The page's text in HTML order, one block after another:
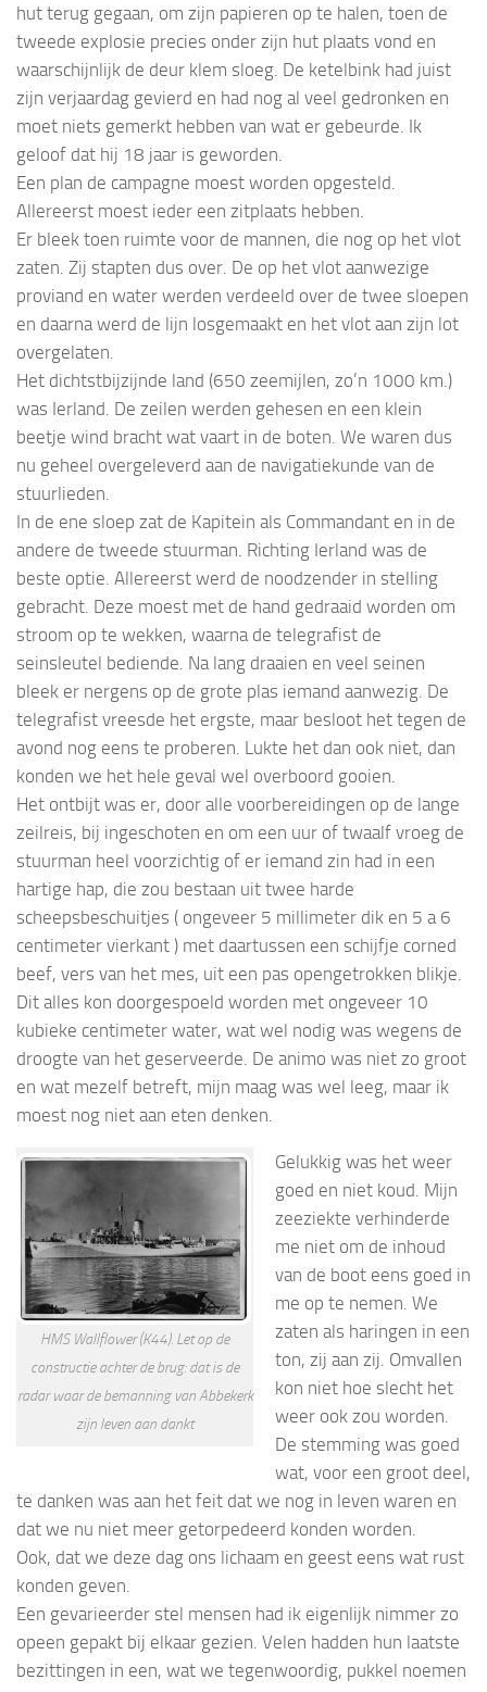
hut terug gegaan, om zijn papieren op te halen, toen de
tweede explosie precies onder zijn hut plaats vond en
waarschijnlijk de deur klem sloeg. De ketelbink had juist
zijn verjaardag gevierd en had nog al veel gedronken en
moet niets gemerkt hebben van wat er gebeurde. Ik
geloof dat hij 18 jaar is geworden.
Een plan de campagne moest worden opgesteld.
Allereerst moest ieder een zitplaats hebben.
Er bleek toen ruimte voor de mannen, die nog op het vlot
zaten. Zij stapten dus over. De op het vlot aanwezige
proviand en water werden verdeeld over de twee sloepen
en daarna werd de lijn losgemaakt en het vlot aan zijn lot
overgelaten.
Het dichtstbijzijnde land (650 zeemijlen, zo’n 1000 km.)
was Ierland. De zeilen werden gehesen en een klein
beetje wind bracht wat vaart in de boten. We waren dus
nu geheel overgeleverd aan de navigatiekunde van de
stuurlieden.
In de ene sloep zat de Kapitein als Commandant en in de
andere de tweede stuurman. Richting Ierland was de
beste optie. Allereerst werd de noodzender in stelling
gebracht. Deze moest met de hand gedraaid worden om
stroom op te wekken, waarna de telegrafist de
seinsleutel bediende. Na lang draaien en veel seinen
bleek er nergens op de grote plas iemand aanwezig. De
telegrafist vreesde het ergste, maar besloot het tegen de
avond nog eens te proberen. Lukte het dan ook niet, dan
konden we het hele geval wel overboord gooien.
Het ontbijt was er, door alle voorbereidingen op de lange
zeilreis, bij ingeschoten en om een uur of twaalf vroeg de
stuurman heel voorzichtig of er iemand zin had in een
hartige hap, die zou bestaan uit twee harde
scheepsbeschuitjes ( ongeveer 5 millimeter dik en 5 a 6
centimeter vierkant ) met daartussen een schijfje corned
beef, vers van het mes, uit een pas opengetrokken blikje.
Dit alles kon doorgespoeld worden met ongeveer 10
kubieke centimeter water, wat wel nodig was wegens de
droogte van het geserveerde. De animo was niet zo groot
en wat mezelf betreft, mijn maag was wel leeg, maar ik
moest nog niet aan eten denken.
HMS Wallflower (K44). Let op de
constructie achter de brug: dat is de
radar waar de bemanning van Abbekerk
zijn leven aan dankt
Gelukkig was het weer
goed en niet koud. Mijn
zeeziekte verhinderde
me niet om de inhoud
van de boot eens goed in
me op te nemen. We
zaten als haringen in een
ton, zij aan zij. Omvallen
kon niet hoe slecht het
weer ook zou worden.
De stemming was goed
wat, voor een groot deel,
te danken was aan het feit dat we nog in leven waren en
dat we nu niet meer getorpedeerd konden worden.
Ook, dat we deze dag ons lichaam en geest eens wat rust
konden geven.
Een gevarieerder stel mensen had ik eigenlijk nimmer zo
opeen gepakt bij elkaar gezien. Velen hadden hun laatste
bezittingen in een, wat we tegenwoordig, pukkel noemen